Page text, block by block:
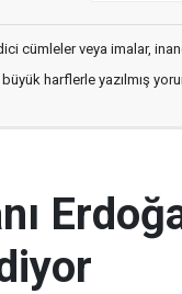
cümleler veya imalar,
harflerle yazılmış